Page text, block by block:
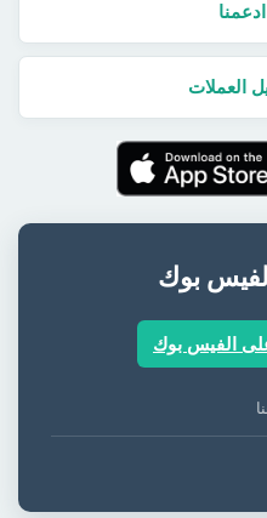
ادعمنا
العملات
بوك
الفيس بوك